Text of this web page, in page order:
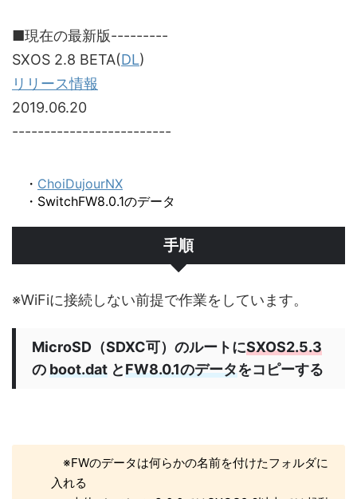
■現在の最新版---------
SXOS 2.8 BETA(DL)
リリース情報
2019.06.20
-------------------------
・ ChoiDujourNX
・SwitchFW8.0.1のデータ
手順
※WiFiに接続しない前提で作業をしています。
MicroSD（SDXC可）のルートにSXOS2.5.3
のboot.dat とFW8.0.1のデータをコピーする
※FWのデータは何らかの名前を付けたフォルダに
入れる